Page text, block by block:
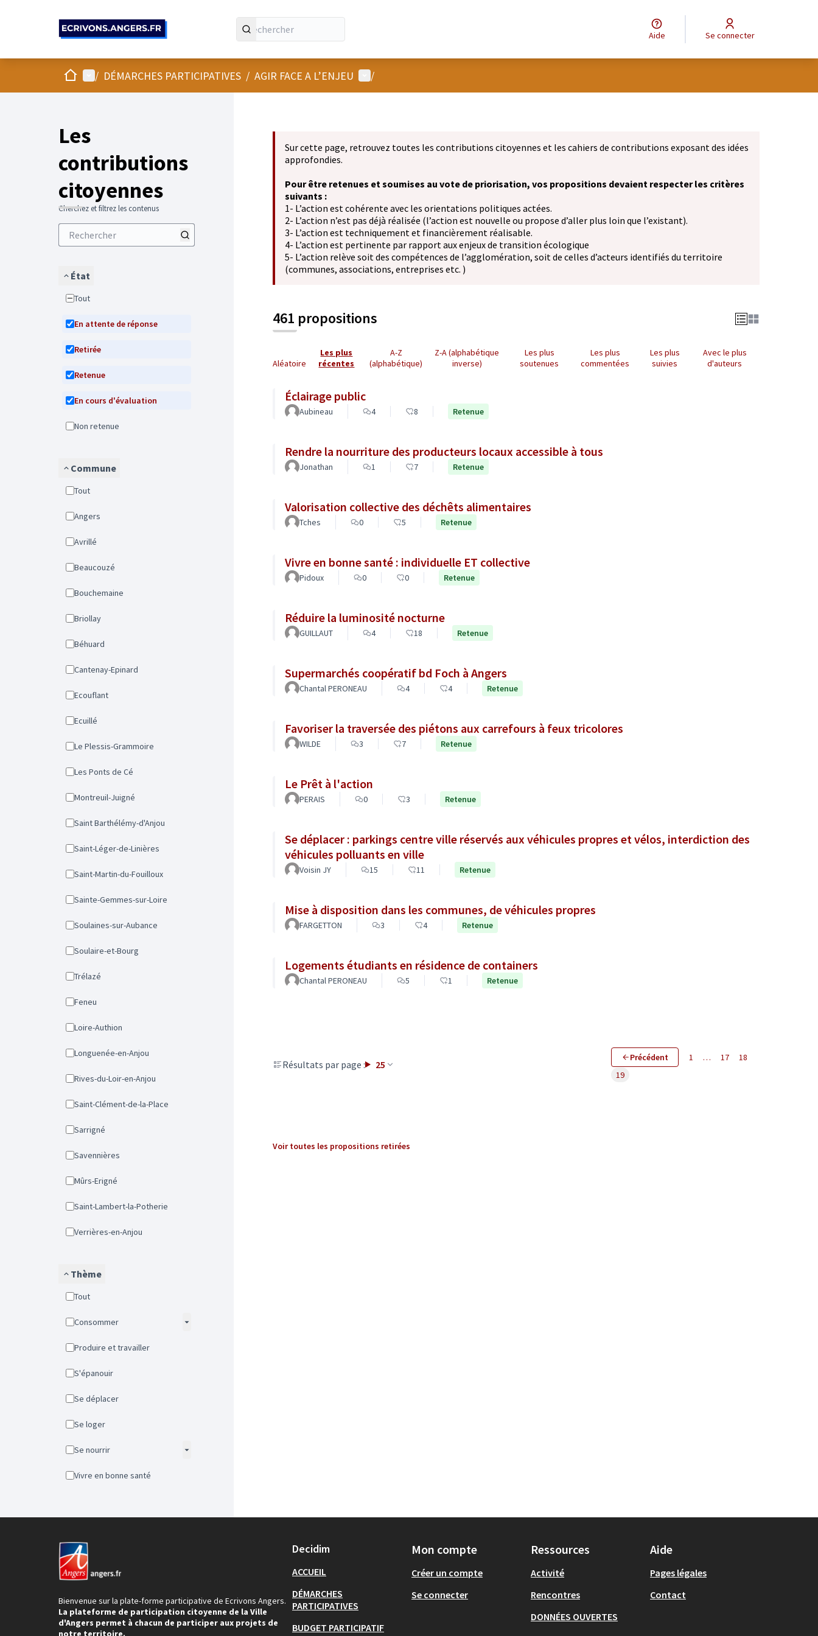
Aide Se connecter
AccueilMenu principal
/ DÉMARCHES PARTICIPATIVES / AGIR FACE A L’ENJEU Menu utilisateur
/
Les
contributions
citoyennes
Cherchez et filtrez les contenus
État
Tout
En attente de réponse
Retirée
Retenue
En cours d'évaluation
Non retenue
Commune
Tout
Angers
Avrillé
Beaucouzé
Bouchemaine
Briollay
Béhuard
Cantenay-Epinard
Ecouflant
Ecuillé
Le Plessis-Grammoire
Les Ponts de Cé
Montreuil-Juigné
Saint Barthélémy-d'Anjou
Saint-Léger-de-Linières
Saint-Martin-du-Fouilloux
Sainte-Gemmes-sur-Loire
Soulaines-sur-Aubance
Soulaire-et-Bourg
Trélazé
Feneu
Loire-Authion
Longuenée-en-Anjou
Rives-du-Loir-en-Anjou
Saint-Clément-de-la-Place
Sarrigné
Savennières
Mûrs-Erigné
Saint-Lambert-la-Potherie
Verrières-en-Anjou
Thème
Tout
Consommer
Produire et travailler
S'épanouir
Se déplacer
Se loger
Se nourrir
Vivre en bonne santé
Sur cette page, retrouvez toutes les contributions citoyennes et les cahiers de contributions exposant des idées
approfondies.
Pour être retenues et soumises au vote de priorisation, vos propositions devaient respecter les critères
suivants :
1- L’action est cohérente avec les orientations politiques actées.
2- L’action n’est pas déjà réalisée (l’action est nouvelle ou propose d’aller plus loin que l’existant).
3- L’action est techniquement et financièrement réalisable.
4- L’action est pertinente par rapport aux enjeux de transition écologique
5- L’action relève soit des compétences de l’agglomération, soit de celles d’acteurs identifiés du territoire
(communes, associations, entreprises etc. )
461 propositions
Aléatoire
Les plus
récentes
A-Z
(alphabétique)
Z-A (alphabétique
inverse)
Les plus
soutenues
Les plus
commentées
Les plus
suivies
Avec le plus
d'auteurs
Éclairage public
Aubineau 4 8 Retenue
Rendre la nourriture des producteurs locaux accessible à tous
Jonathan 1 7 Retenue
Valorisation collective des déchêts alimentaires
Tches 0 5 Retenue
Vivre en bonne santé : individuelle ET collective
Pidoux 0 0 Retenue
Réduire la luminosité nocturne
GUILLAUT 4 18 Retenue
Supermarchés coopératif bd Foch à Angers
Chantal PERONEAU 4 4 Retenue
Favoriser la traversée des piétons aux carrefours à feux tricolores
WILDE 3 7 Retenue
Le Prêt à l'action
PERAIS 0 3 Retenue
Se déplacer : parkings centre ville réservés aux véhicules propres et vélos, interdiction des
véhicules polluants en ville
Voisin JY 15 11 Retenue
Mise à disposition dans les communes, de véhicules propres
FARGETTON 3 4 Retenue
Logements étudiants en résidence de containers
Chantal PERONEAU 5 1 Retenue
Résultats par page : 25
Précédent 1 … 17
18
19
Voir toutes les propositions retirées
Bienvenue sur la plate-forme participative de Ecrivons Angers.
La plateforme de participation citoyenne de la Ville
d'Angers permet à chacun de participer aux projets de
notre territoire.
Decidim
ACCUEIL
DÉMARCHES
PARTICIPATIVES
BUDGET PARTICIPATIF
Mon compte
Créer un compte
Se connecter
Ressources
Activité
Rencontres
DONNÉES OUVERTES
Aide
Pages légales
Contact